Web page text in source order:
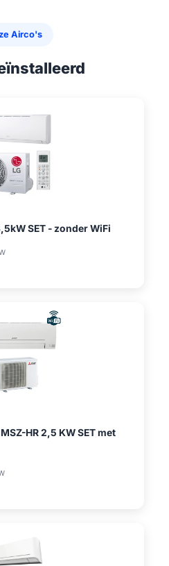
Airco's
SET - zonder WiFi
HR 2,5 KW SET met